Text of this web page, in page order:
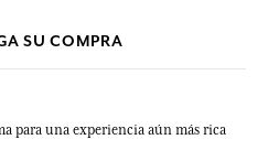
SU COMPRA
para una experiencia aún más rica